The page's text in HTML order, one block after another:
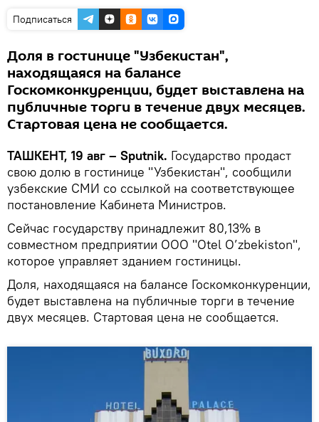
Подписаться
Доля в гостинице "Узбекистан",
находящаяся на балансе
Госкомконкуренции, будет выставлена на
публичные торги в течение двух месяцев.
Стартовая цена не сообщается.
ТАШКЕНТ, 19 авг – Sputnik. Государство продаст
свою долю в гостинице "Узбекистан", сообщили
узбекские СМИ со ссылкой на соответствующее
постановление Кабинета Министров.
Сейчас государству принадлежит 80,13% в
совместном предприятии ООО "Otel O’zbekiston",
которое управляет зданием гостиницы.
Доля, находящаяся на балансе Госкомконкуренции,
будет выставлена на публичные торги в течение
двух месяцев. Стартовая цена не сообщается.